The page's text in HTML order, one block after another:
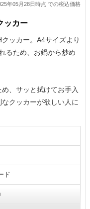
年05月28日時点 での税込価格
ッカー
ッカー。A4サイズより
るため、お鍋から炒め
、サッと拭けてお手入
クッカーが欲しい人に
ド